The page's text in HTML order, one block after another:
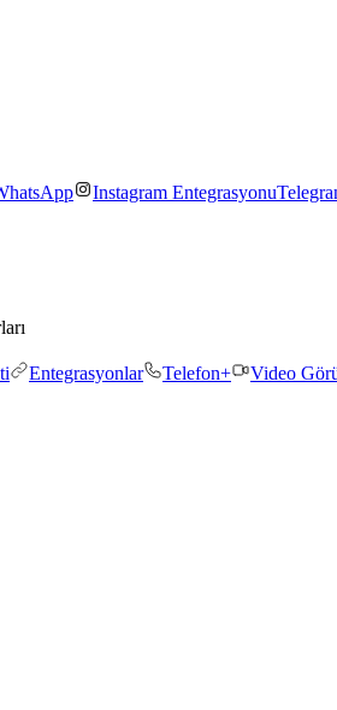
Instagram Entegrasyonu
Entegrasyonlar Telefon+ Video